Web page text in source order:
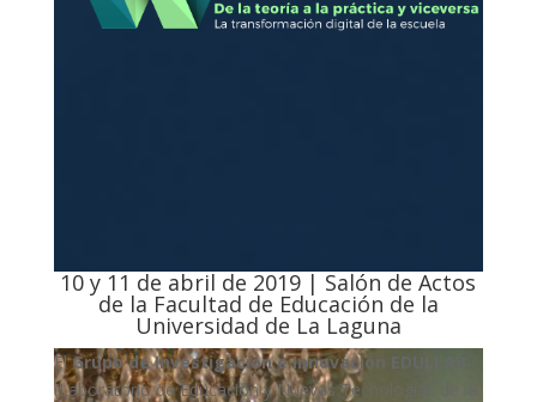
10 y 11 de abril de 2019 | Salón de Actos
de la Facultad de Educación de la
Universidad de La Laguna
ElGrupo de Investigación e Innovación EDULLAB
(Laboratorio de Educación y Nuevas Tecnologías de la